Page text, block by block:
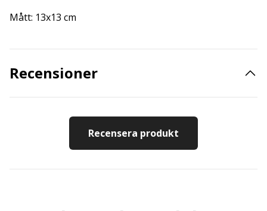
Mått: 13x13 cm
Recensioner
Recensera produkt